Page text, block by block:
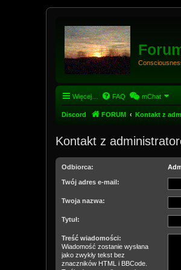
Więcej… FAQ mChat
Discord FORUM Kontakt z
Kontakt z
Odbiorca:
Twój adres e-mail:
Twoja nazwa:
Tytuł:
Treść wiadomości:
Wiadomość zostanie wysłana
jako zwykły tekst bez
znaczników HTML i BBCode.